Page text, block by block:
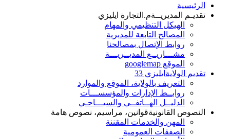
المديريــة م.التجارة ايليزي
الهيكل التنظيمي والمهام
المصالح التابعة للمديرية
روابط الإتصال بمصالحنا
مشـــاريــع المديــريـــة
الموقع googlemap
الولايةايليزي 33
التعريف بالولاية، الموقع والموارد
روابــط الإدارات والمؤسســـات
الدليــل الهــاتفــي والسيـــاحـي
القانونيةقوانين، مراسيم، نصوص هامة
المهن والخدمات المقننة
الصفقات العمومية